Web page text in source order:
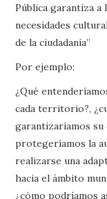
Pública garantiza a
necesidades
de la ciudadanía”
Por ejemplo:
¿Qué
cada territorio?,
garantizaríamos su
protegeríamos la
realizarse una
hacia el ámbito
¿cómo podríamos